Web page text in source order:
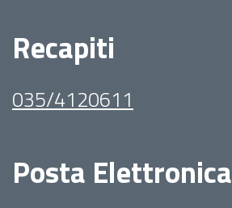
Recapiti
035/4120611
Posta Elettronica